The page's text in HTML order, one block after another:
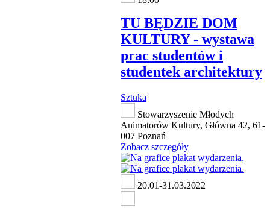
TU BĘDZIE DOM
KULTURY - wystawa
prac studentów i
studentek architektury
Sztuka
Stowarzyszenie Młodych
Animatorów Kultury, Główna 42, 61-
007 Poznań
Zobacz szczegóły
20.01-31.03.2022